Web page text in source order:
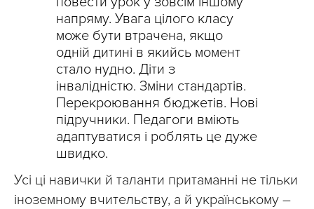
напряму. Увага цілого класу
може бути втрачена, якщо
одній дитині в якийсь момент
стало нудно. Діти з
інвалідністю. Зміни стандартів.
Перекроювання бюджетів. Нові
підручники. Педагоги вміють
адаптуватися і роблять це дуже
швидко.
Усі ці навички й таланти притаманні не тільки
іноземному вчительству, а й українському –